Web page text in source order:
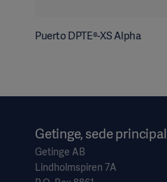
Puerto DPTE®-XS Alpha
Getinge, sede principal
Getinge AB
Lindholmspiren 7A